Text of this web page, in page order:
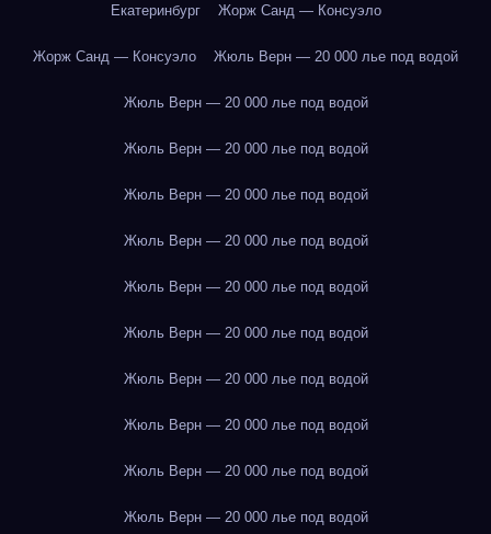
Екатеринбург Жорж Санд — Консуэло
Жорж Санд — Консуэло Жюль Верн — 20 000 лье под водой
Жюль Верн — 20 000 лье под водой
Жюль Верн — 20 000 лье под водой
Жюль Верн — 20 000 лье под водой
Жюль Верн — 20 000 лье под водой
Жюль Верн — 20 000 лье под водой
Жюль Верн — 20 000 лье под водой
Жюль Верн — 20 000 лье под водой
Жюль Верн — 20 000 лье под водой
Жюль Верн — 20 000 лье под водой
Жюль Верн — 20 000 лье под водой